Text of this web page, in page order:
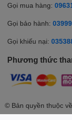
Gọi mua hàng:
Gọi bảo hành:
Gọi khiếu nại:
Phương thức
© Bản quyền thuộc về